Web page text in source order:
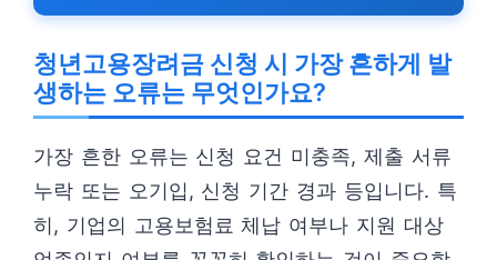
청년고용장려금 신청 시 가장 흔하게 발
생하는 오류는 무엇인가요?
가장 흔한 오류는 신청 요건 미충족, 제출 서류
누락 또는 오기입, 신청 기간 경과 등입니다. 특
히, 기업의 고용보험료 체납 여부나 지원 대상